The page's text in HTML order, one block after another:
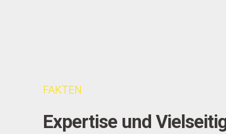
FAKTEN
Expertise und